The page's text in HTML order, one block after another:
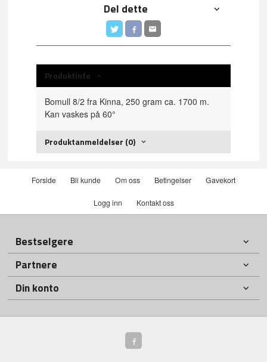
Del dette
Produktinfo
Bomull 8/2 fra Kinna, 250 gram ca. 1700 m.
Kan vaskes på 60°
Produktanmeldelser (0)
Forside Bli kunde Om oss Betingelser Gavekort
Logg inn Kontakt oss
Bestselgere
Partnere
Din konto